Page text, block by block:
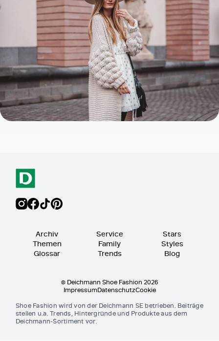
Archiv
Themen
Glossar
Service
Family
Trends
Stars
Styles
Blog
© Deichmann Shoe Fashion 2026
ImpressumDatenschutzCookie
Shoe Fashion wird von der Deichmann SE betrieben. Beiträge
stellen u.a. Trends, Hintergründe und Produkte aus dem
Deichmann-Sortiment vor.